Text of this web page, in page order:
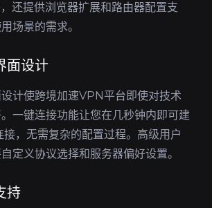
还提供浏览器扩展和路由器配置支
场景的需求。
面设计
计使跨境加速VPN平台即使对技术
一键连接功能让您在几秒钟内即可建
，无需复杂的配置过程。高级用户
定义协议选择和服务器偏好设置。
持